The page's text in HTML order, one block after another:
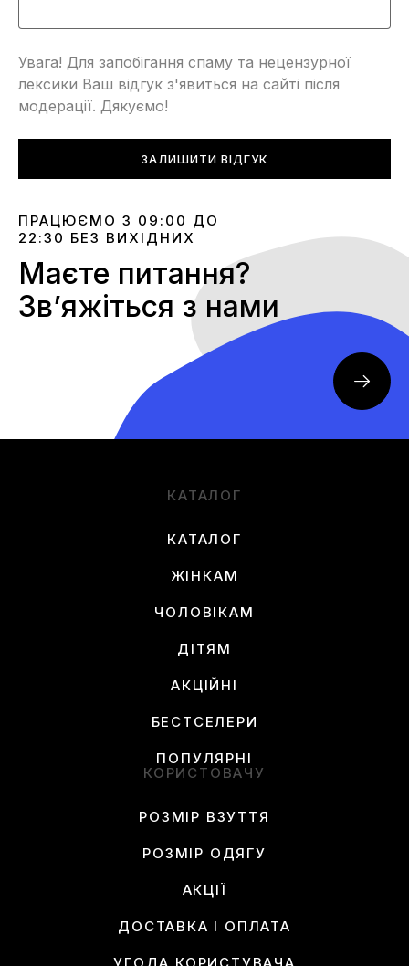
Увага! Для запобігання спаму та нецензурної
лексики Ваш відгук з'явиться на сайті після
модерації. Дякуємо!
ЗАЛИШИТИ ВІДГУК
ПРАЦЮЄМО З 09:00 ДО
22:30 БЕЗ ВИХІДНИХ
Маєте питання?
Звʼяжіться з нами
КАТАЛОГ
КАТАЛОГ
ЖІНКАМ
ЧОЛОВІКАМ
ДІТЯМ
АКЦІЙНІ
БЕСТСЕЛЕРИ
ПОПУЛЯРНІ
КОРИСТОВАЧУ
РОЗМІР ВЗУТТЯ
РОЗМІР ОДЯГУ
АКЦІЇ
ДОСТАВКА І ОПЛАТА